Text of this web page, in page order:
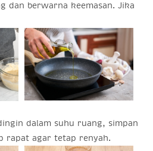
dan berwarna keemasan. Jika
dalam suhu ruang, simpan
rapat agar tetap renyah.